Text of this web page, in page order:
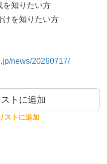
を知りたい方
けを知りたい方
news/20260717/
トに追加
ストに追加